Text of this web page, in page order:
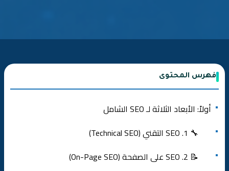
فهرس المحتوى
أولاً: الأبعاد الثلاثة لـ SEO الشامل
🔧 1. SEO التقني (Technical SEO)
📝 2. SEO على الصفحة (On-Page SEO)